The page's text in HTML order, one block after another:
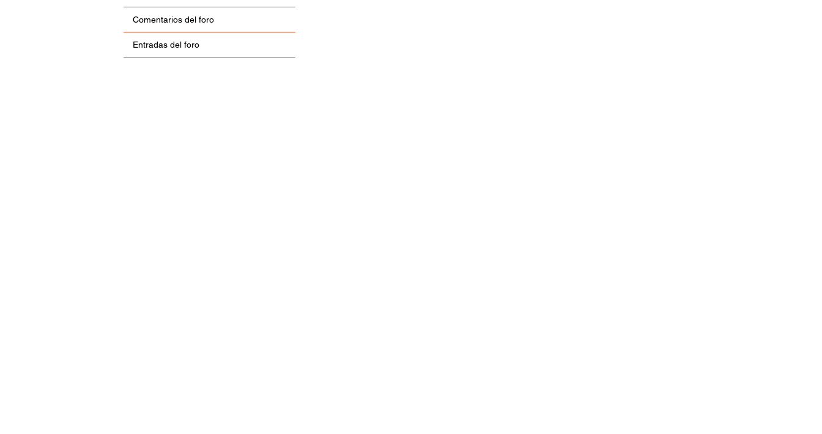
Comentarios del foro
Entradas del foro